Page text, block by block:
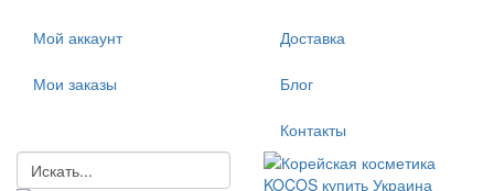
Мой аккаунт
Мои заказы
Доставка
Блог
Контакты